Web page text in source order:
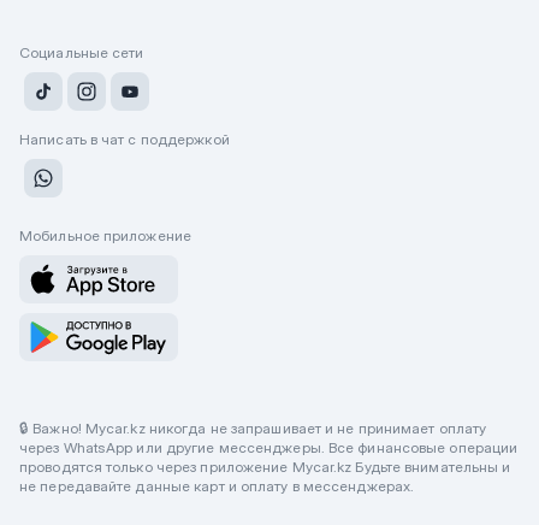
Социальные сети
Написать в чат с поддержкой
Мобильное приложение
🔒 Важно! Mycar.kz никогда не запрашивает и не принимает оплату
через WhatsApp или другие мессенджеры. Все финансовые операции
проводятся только через приложение Mycar.kz Будьте внимательны и
не передавайте данные карт и оплату в мессенджерах.